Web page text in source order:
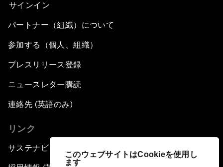
このウェブサイトはCookieを使用し
ます
サインイン
パートナー（組織）について
参加する（個人、組織）
プレスリリース登録
ニュースレター購読
連絡先 (英語のみ)
リンク
サステナビリティへの取り組み